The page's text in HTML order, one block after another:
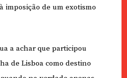
imposição de um exotismo
a achar que participou
de Lisboa como destino